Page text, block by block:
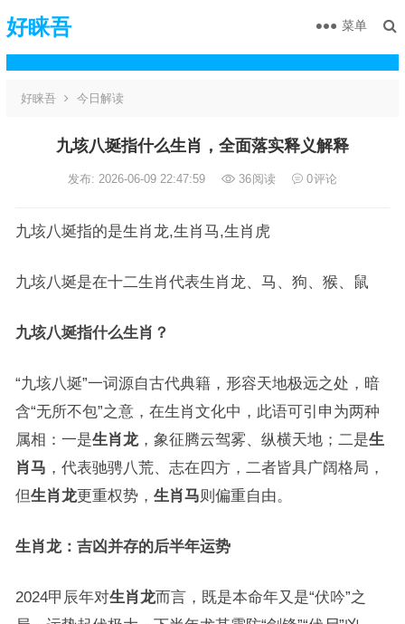
好睐吾 菜单
好睐吾 今日解读
九垓八埏指什么生肖，全面落实释义解释
发布: 2026-06-09 22:47:59 36阅读 0评论
九垓八埏指的是生肖龙,生肖马,生肖虎
九垓八埏是在十二生肖代表生肖龙、马、狗、猴、鼠
九垓八埏指什么生肖？
“九垓八埏”一词源自古代典籍，形容天地极远之处，暗
含“无所不包”之意，在生肖文化中，此语可引申为两种
属相：一是生肖龙，象征腾云驾雾、纵横天地；二是生
肖马 ，代表驰骋八荒、志在四方，二者皆具广阔格局，
但生肖龙更重权势， 生肖马则偏重自由。
生肖龙：吉凶并存的后半年运势
2024甲辰年对生肖龙而言，既是本命年又是“伏吟”之